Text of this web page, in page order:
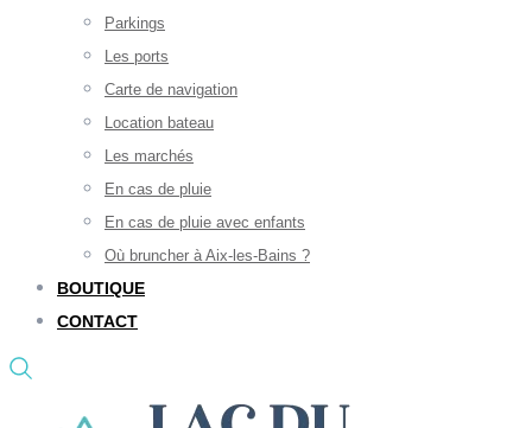
Parkings
Les ports
Carte de navigation
Location bateau
Les marchés
En cas de pluie
En cas de pluie avec enfants
Où bruncher à Aix-les-Bains ?
BOUTIQUE
CONTACT